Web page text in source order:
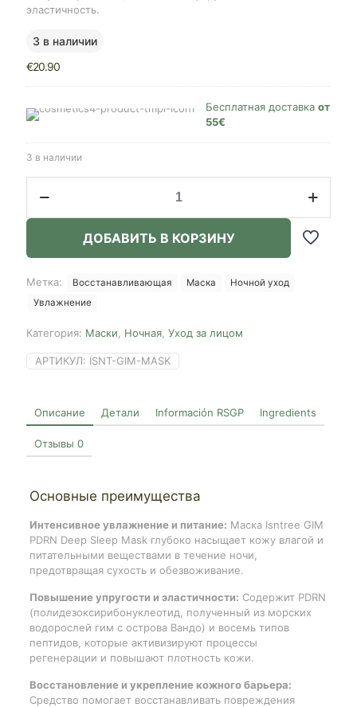
Описание Детали Información RSGP Ingredients
Отзывы 0
Основные преимущества
Интенсивное увлажнение и питание: Маска Isntree GIM
PDRN Deep Sleep Mask глубоко насыщает кожу влагой и
питательными веществами в течение ночи,
предотвращая сухость и обезвоживание.
Повышение упругости и эластичности: Содержит PDRN
(полидезоксирибонуклеотид, полученный из морских
водорослей гим с острова Вандо) и восемь типов
пептидов, которые активизируют процессы
регенерации и повышают плотность кожи.
Восстановление и укрепление кожного барьера:
Средство помогает восстанавливать повреждения
эластичность.
3 в наличии
€20.90
Бесплатная доставка от
55€
3 в наличии
товара
Deep
Mask,
80ml
ДОБАВИТЬ В КОРЗИНУ
Метка: Восстанавливающая Маска
Ночной уход
Увлажнение
Категория: Маски Ночная Уход за лицом
АРТИКУЛ: ISNT-GIM-MASK